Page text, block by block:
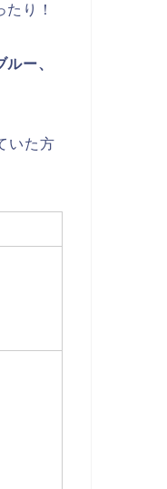
り！
ルー、
いた方